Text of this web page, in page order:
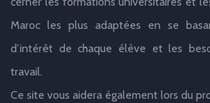
Maroc les plus adaptées en se
d’intérêt de chaque élève et les
travail.
Ce site vous aidera également lors du